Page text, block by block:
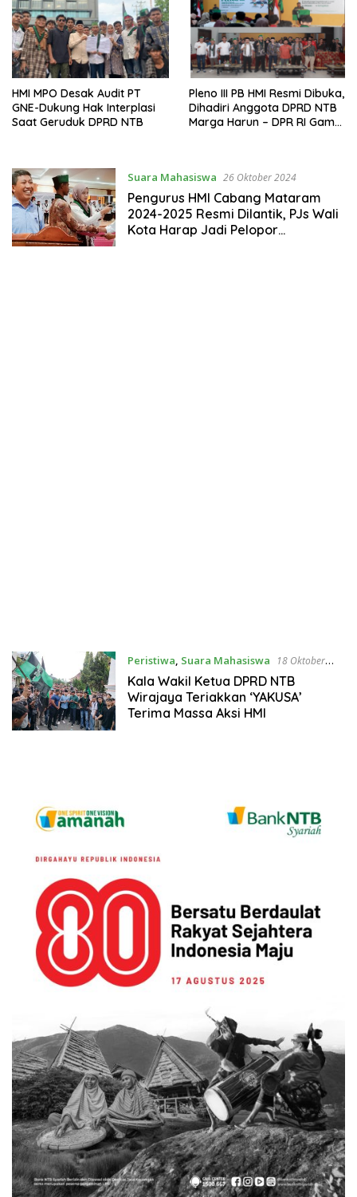
HMI MPO Desak Audit PT
GNE-Dukung Hak Interplasi
Saat Geruduk DPRD NTB
Pleno III PB HMI Resmi Dibuka,
Dihadiri Anggota DPRD NTB
Marga Harun – DPR RI Gamal
Suara Mahasiswa 26 Oktober 2024
Pengurus HMI Cabang Mataram
2024-2025 Resmi Dilantik, PJs Wali
Kota Harap Jadi Pelopor
Peristiwa, Suara Mahasiswa
18 Oktober
2024
Kala Wakil Ketua DPRD NTB
Wirajaya Teriakkan ‘YAKUSA’
Terima Massa Aksi HMI